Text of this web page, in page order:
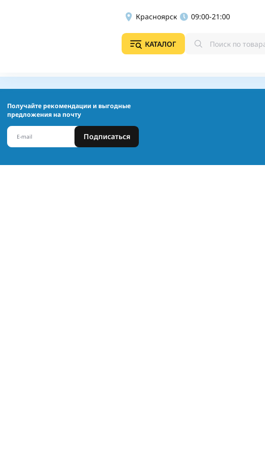
Красноярск 09:00-21:00
КАТАЛОГ
Получайте рекомендации и выгодные
предложения на почту
Подписаться